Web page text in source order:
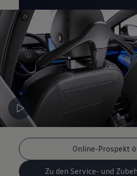
Pannen- und Unfallhilfe
Volkswagen
Online-Prospekt
Zu den Service- und